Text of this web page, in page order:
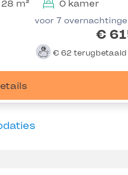
28 m² 0 kamer
voor 7
€
€ 62 terugbetaald